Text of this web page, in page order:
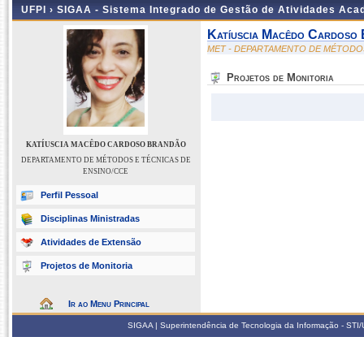
UFPI › SIGAA - Sistema Integrado de Gestão de Atividades
KATÍUSCIA MACÊDO CARDOSO BRANDÃO
DEPARTAMENTO DE MÉTODOS E TÉCNICAS DE
ENSINO/CCE
Perfil Pessoal
Disciplinas Ministradas
Atividades de Extensão
Projetos de Monitoria
Ir ao Menu Principal
Katíuscia Macêdo Cardoso
MET - DEPARTAMENTO DE
Projetos de Monitoria
SIGAA | Superintendência de Tecnologia da Informação -